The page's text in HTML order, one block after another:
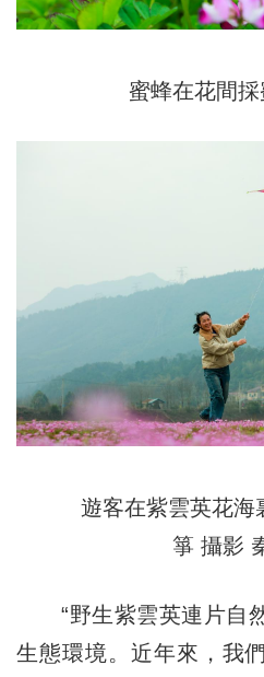
蜜蜂在花間採
遊客在紫雲英花海
箏 攝影
“野生紫雲英連片自
生態環境。近年來，我